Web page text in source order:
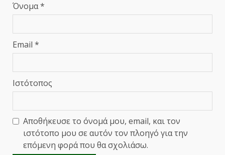
Όνομα*
Email *
Ιστότοπος
Αποθήκευσε το όνομά μου, email, και τον
ιστότοπο μου σε αυτόν τον πλοηγό για την
επόμενη φορά που θα σχολιάσω.